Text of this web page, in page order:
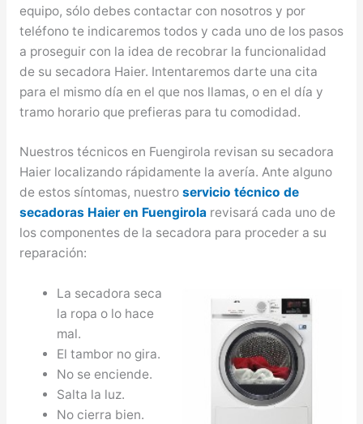
equipo, sólo debes contactar con nosotros y por
teléfono te indicaremos todos y cada uno de los pasos
a proseguir con la idea de recobrar la funcionalidad
de su secadora Haier. Intentaremos darte una cita
para el mismo día en el que nos llamas, o en el día y
tramo horario que prefieras para tu comodidad.
Nuestros técnicos en Fuengirola revisan su secadora
Haier localizando rápidamente la avería. Ante alguno
de estos síntomas, nuestro servicio técnico de
secadoras Haier en Fuengirolarevisará cada uno de
los componentes de la secadora para proceder a su
reparación:
La secadora seca
la ropa o lo hace
mal.
El tambor no gira.
No se enciende.
Salta la luz.
No cierra bien.